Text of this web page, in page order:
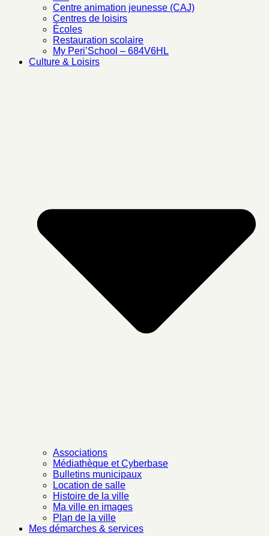
Centre animation jeunesse (CAJ)
Centres de loisirs
Écoles
Restauration scolaire
My Peri’School – 684V6HL
Culture & Loisirs
Associations
Médiathèque et Cyberbase
Bulletins municipaux
Location de salle
Histoire de la ville
Ma ville en images
Plan de la ville
Mes démarches & services